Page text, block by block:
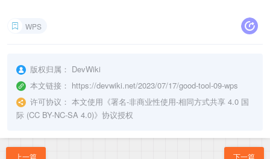
WPS
版权归属： DevWiki
本文链接： https://devwiki.net/2023/07/17/good-tool-09-wps
许可协议： 本文使用《署名-非商业性使用-相同方式共享 4.0 国
际 (CC BY-NC-SA 4.0)》协议授权
上一篇 下一篇